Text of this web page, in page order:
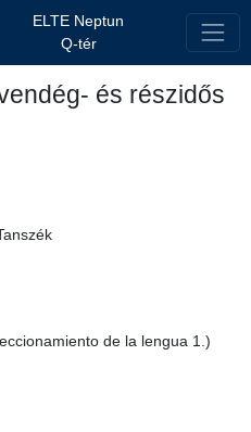
ELTE Neptun
Q-tér
és részidős
de la lengua 1.)